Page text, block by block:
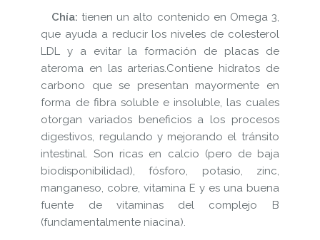
Chía: tienen un alto contenido en Omega 3,
que ayuda a reducir los niveles de colesterol
LDL y a evitar la formación de placas de
ateroma en las arterias.Contiene hidratos de
carbono que se presentan mayormente en
forma de fibra soluble e insoluble, las cuales
otorgan variados beneficios a los procesos
digestivos, regulando y mejorando el tránsito
intestinal. Son ricas en calcio (pero de baja
biodisponibilidad), fósforo, potasio, zinc,
manganeso, cobre, vitamina E y es una buena
fuente de vitaminas del complejo B
(fundamentalmente niacina).